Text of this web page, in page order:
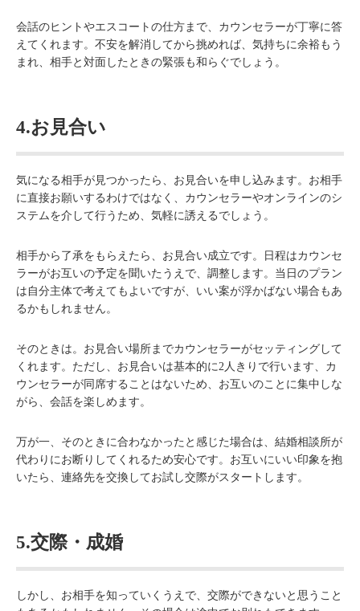
会話のヒントやエスコートの仕方まで、カウンセラーが丁寧に答
えてくれます。不安を解消してから挑めれば、気持ちに余裕もう
まれ、相手と対面したときの緊張も和らぐでしょう。
4.お見合い
気になる相手が見つかったら、お見合いを申し込みます。お相手
に直接お願いするわけではなく、カウンセラーやオンラインのシ
ステムを介して行うため、気軽に誘えるでしょう。
相手から了承をもらえたら、お見合い成立です。日程はカウンセ
ラーがお互いの予定を聞いたうえで、調整します。当日のプラン
は自分主体で考えてもよいですが、いい案が浮かばない場合もあ
るかもしれません。
そのときは。お見合い場所までカウンセラーがセッティングして
くれます。ただし、お見合いは基本的に2人きりで行います、カ
ウンセラーが同席することはないため、お互いのことに集中しな
がら、会話を楽しめます。
万が一、そのときに合わなかったと感じた場合は、結婚相談所が
代わりにお断りしてくれるため安心です。お互いにいい印象を抱
いたら、連絡先を交換してお試し交際がスタートします。
5.交際・成婚
しかし、お相手を知っていくうえで、交際ができないと思うこと